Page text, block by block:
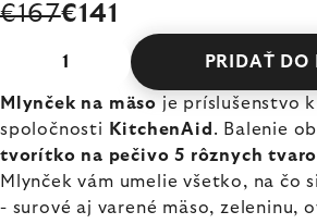
€167€141
PRIDAŤ DO
Mlynček na mäso je príslušenstvo
spoločnosti
KitchenAid . Balenie
tvorítko na pečivo 5 rôznych
Mlynček vám umelie všetko, na čo
- surové aj varené mäso, zeleninu,